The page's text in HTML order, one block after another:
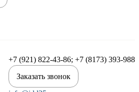
+7 (921) 822-43-86; +7 (8173) 393-988
Заказать звонок